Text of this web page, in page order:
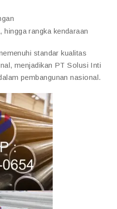
hingga rangka kendaraan
standar kualitas
menjadikan PT Solusi Inti
pembangunan nasional.